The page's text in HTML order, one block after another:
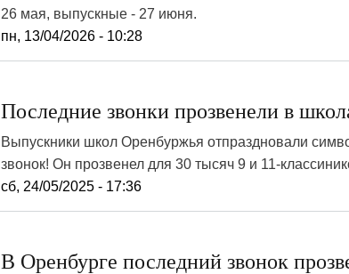
26 мая, выпускные - 27 июня.
пн, 13/04/2026 - 10:28
Последние звонки прозвенели в
Выпускники школ Оренбуржья отпраздновали
звонок! Он прозвенел для 30 тысяч 9 и 11-
сб, 24/05/2025 - 17:36
В Оренбурге последний звонок